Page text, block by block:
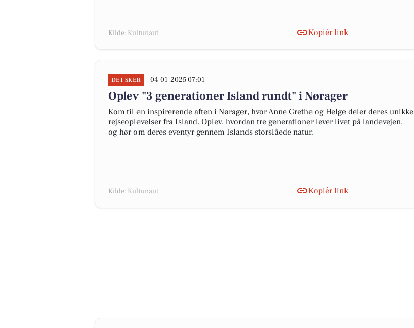
Kilde: Kultunaut Kopiér link
DET SKER 04-01-2025 07:01
Oplev "3 generationer Island rundt" i Nørager
Kom til en inspirerende aften i Nørager, hvor Anne Grethe og Helge deler deres unikke
rejseoplevelser fra Island. Oplev, hvordan tre generationer lever livet på landevejen,
og hør om deres eventyr gennem Islands storslåede natur.
Kilde: Kultunaut Kopiér link